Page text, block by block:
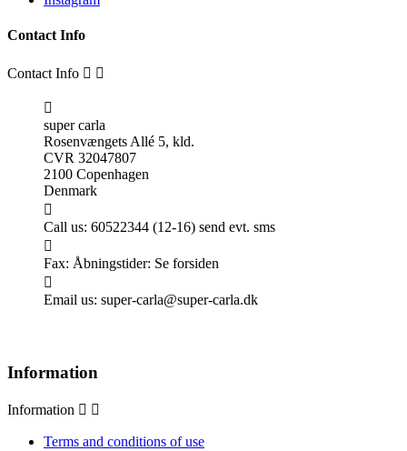
Contact Info
Contact Info  

super carla
Rosenvængets Allé 5, kld.
CVR 32047807
2100 Copenhagen
Denmark

Call us: 60522344 (12-16) send evt. sms

Fax: Åbningstider: Se forsiden

Email us: super-carla@super-carla.dk
Information
Information  
Terms and conditions of use